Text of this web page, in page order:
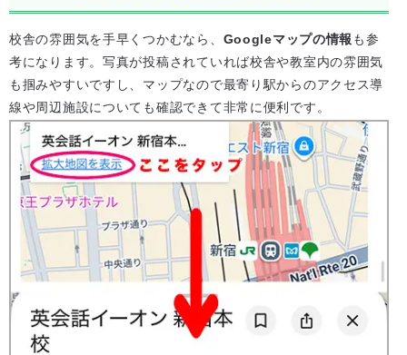
校舎の雰囲気を手早くつかむなら、 Googleマップの情報 も参
考になります。写真が投稿されていれば校舎や教室内の雰囲気
も掴みやすいですし、マップなので最寄り駅からのアクセス導
線や周辺施設についても確認できて非常に便利です。